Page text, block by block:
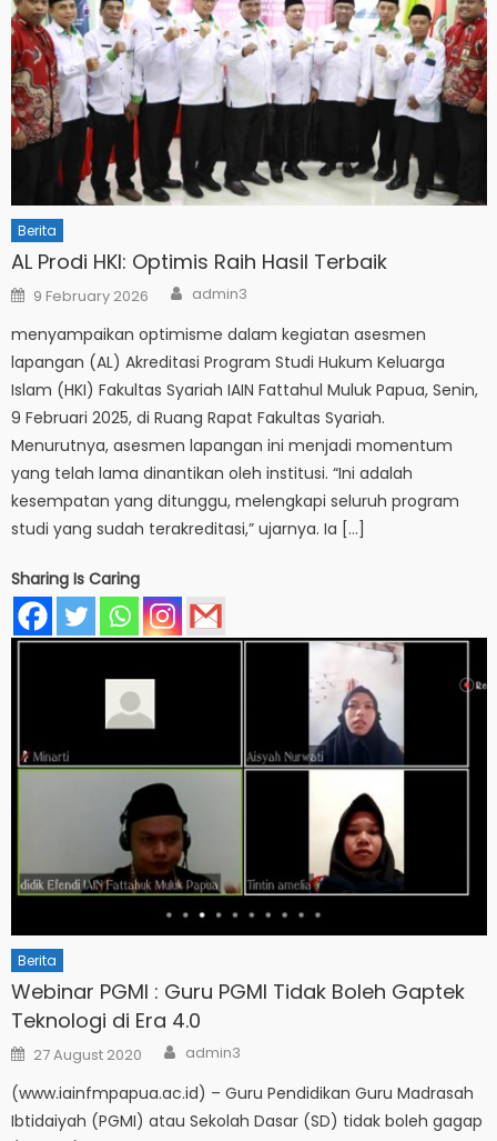
Berita
AL Prodi HKI: Optimis Raih Hasil Terbaik
Posted
on
9 February 2026 Author
admin3
menyampaikan optimisme dalam kegiatan asesmen
lapangan (AL) Akreditasi Program Studi Hukum Keluarga
Islam (HKI) Fakultas Syariah IAIN Fattahul Muluk Papua, Senin,
9 Februari 2025, di Ruang Rapat Fakultas Syariah.
Menurutnya, asesmen lapangan ini menjadi momentum
yang telah lama dinantikan oleh institusi. “Ini adalah
kesempatan yang ditunggu, melengkapi seluruh program
studi yang sudah terakreditasi,” ujarnya. Ia […]
Sharing Is Caring
Berita
Webinar PGMI : Guru PGMI Tidak Boleh Gaptek
Teknologi di Era 4.0
Posted
on
27 August 2020 Author
admin3
(www.iainfmpapua.ac.id) – Guru Pendidikan Guru Madrasah
Ibtidaiyah (PGMI) atau Sekolah Dasar (SD) tidak boleh gagap